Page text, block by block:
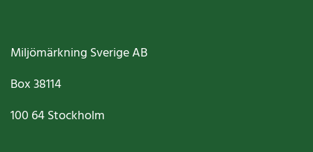
Miljömärkning Sverige AB
Box38114
100 64Stockholm